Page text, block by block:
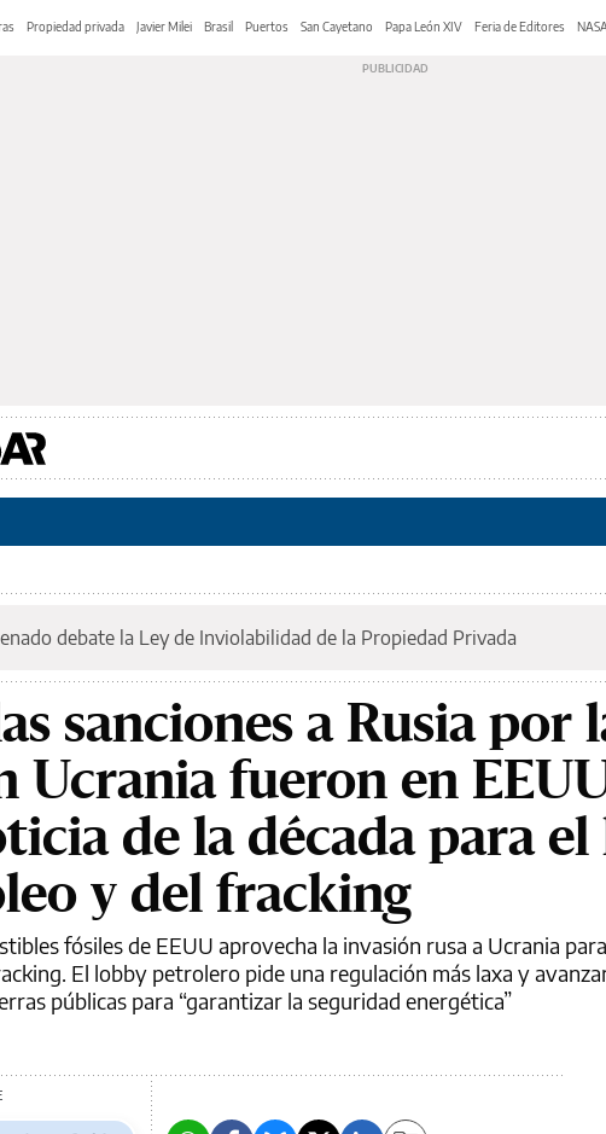
Propiedad privada Javier Milei Brasil Puertos San Cayetano Papa León XIV Feria de Editores NASA
debate la Ley de Inviolabilidad de la Propiedad Privada
sanciones a Rusia por
Ucrania fueron en
de la década para
y del fracking
fósiles de EEUU aprovecha la invasión rusa a Ucrania
El lobby petrolero pide una regulación más laxa y
públicas para “garantizar la seguridad energética”